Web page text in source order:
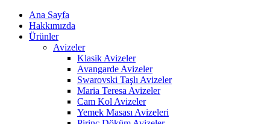
Ana Sayfa
Hakkımızda
Ürünler
Avizeler
Klasik Avizeler
Avangarde Avizeler
Swarovski Taşlı Avizeler
Maria Teresa Avizeler
Cam Kol Avizeler
Yemek Masası Avizeleri